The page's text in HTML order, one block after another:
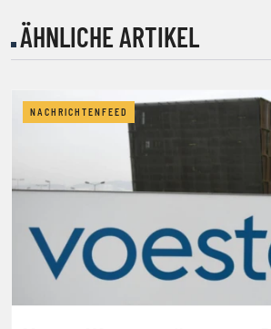
ÄHNLICHE ARTIKEL
NACHRICHTENFEED